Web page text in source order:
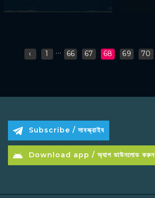
‹ 1 ... 66 67 68 69 70
Subscribe / সাবস্ক্রাইব
Download app / অ্যাপ ডাউনলোড করুন